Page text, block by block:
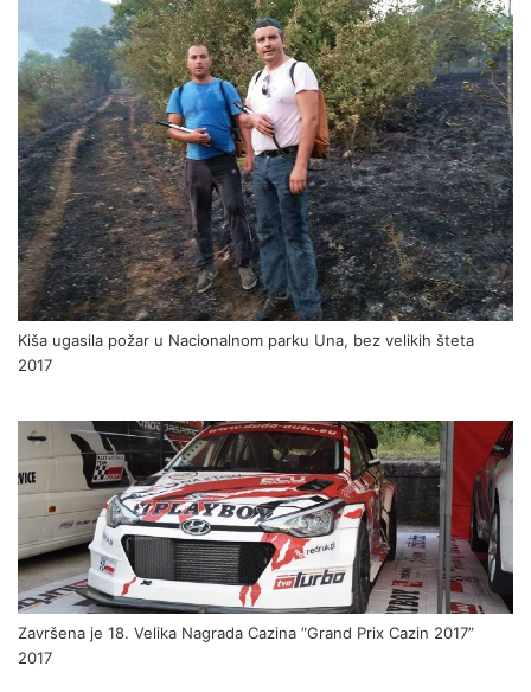
Kiša ugasila požar u Nacionalnom parku Una, bez velikih šteta
2017
Završena je 18. Velika Nagrada Cazina “Grand Prix Cazin 2017”
2017